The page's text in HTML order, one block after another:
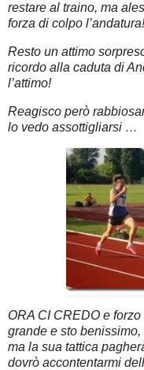
restare al traino, ma
forza di colpo l’andatura!
Resto un attimo
ricordo alla caduta di
l’attimo!
Reagisco però
lo vedo assottigliarsi …
ORA CI CREDO e
grande e sto
ma la sua tattica
dovrò accontentarmi